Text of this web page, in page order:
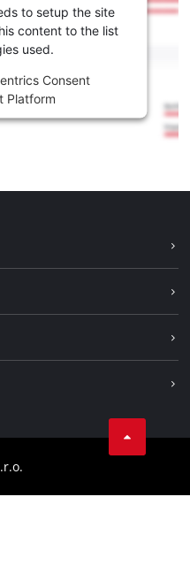
to setup the site
content to the list
used.
Consent
Platform